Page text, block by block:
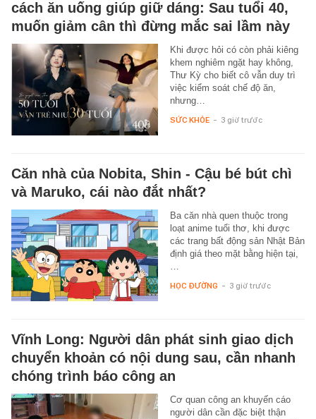
cách ăn uống giúp giữ dáng: Sau tuổi 40,
muốn giảm cân thì đừng mắc sai lầm này
Khi được hỏi có còn phải kiêng
khem nghiêm ngặt hay không,
Thư Kỳ cho biết cô vẫn duy trì
việc kiểm soát chế độ ăn,
nhưng…
SỨC KHỎE - 3 giờ trước
Căn nhà của Nobita, Shin - Cậu bé bút chì
và Maruko, cái nào đắt nhất?
Ba căn nhà quen thuộc trong
loạt anime tuổi thơ, khi được
các trang bất động sản Nhật Bản
định giá theo mặt bằng hiện tại,
…
HỌC ĐƯỜNG - 3 giờ trước
Vĩnh Long: Người dân phát sinh giao dịch
chuyển khoản có nội dung sau, cần nhanh
chóng trình báo công an
Cơ quan công an khuyến cáo
người dân cần đặc biệt thận